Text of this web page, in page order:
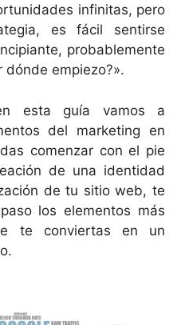
infinitas, pero
es fácil sentirse
probablemente
dónde empiezo?».
esta guía vamos a
del marketing en
comenzar con el pie
de una identidad
de tu sitio web, te
los elementos más
te conviertas en un